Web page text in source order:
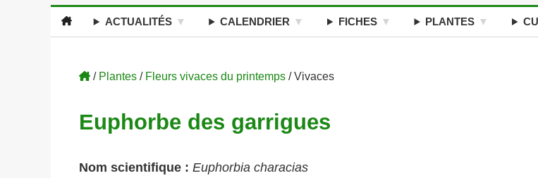
ACTUALITÉS CALENDRIER FICHES PLANTES
/ Plantes / Fleurs vivaces du printemps / Vivaces
Euphorbe des garrigues
Nom scientifique : Euphorbia characias